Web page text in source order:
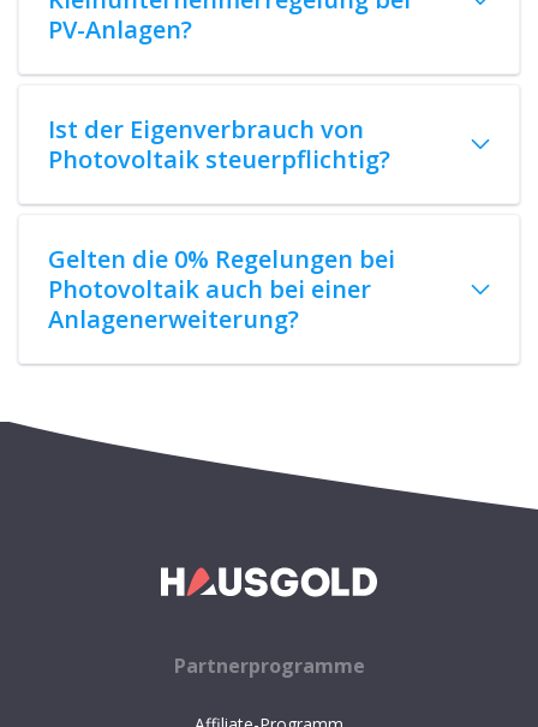
Partnerprogramme
Affiliate-Programm
Service
Mustervorlagen
Makler-Magazin
HAUSGOLD